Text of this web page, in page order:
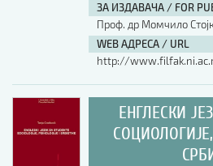
ЗА ИЗДАВАЧА / FOR
Проф. др Момчило
WEB АДРЕСА / URL
http://
ЕНГЛЕСКИ